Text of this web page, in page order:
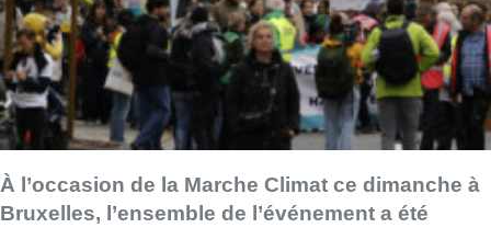
À l’occasion de la Marche Climat ce dimanche à
Bruxelles, l’ensemble de l’événement a été